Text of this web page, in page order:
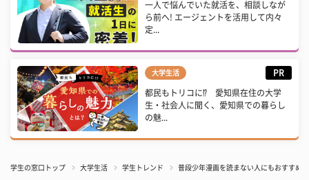
一人で悩んでいた就活を、相談しなが
ら前へ! エージェントを活用して内々
定...
大学生活 PR
都民もトリコに⁉ 愛知県在住の大学
生・社会人に聞く、愛知県での暮らし
の魅...
学生の窓口トップ 大学生活 学生トレンド 普段少年漫画を読まない人にもおすすめ